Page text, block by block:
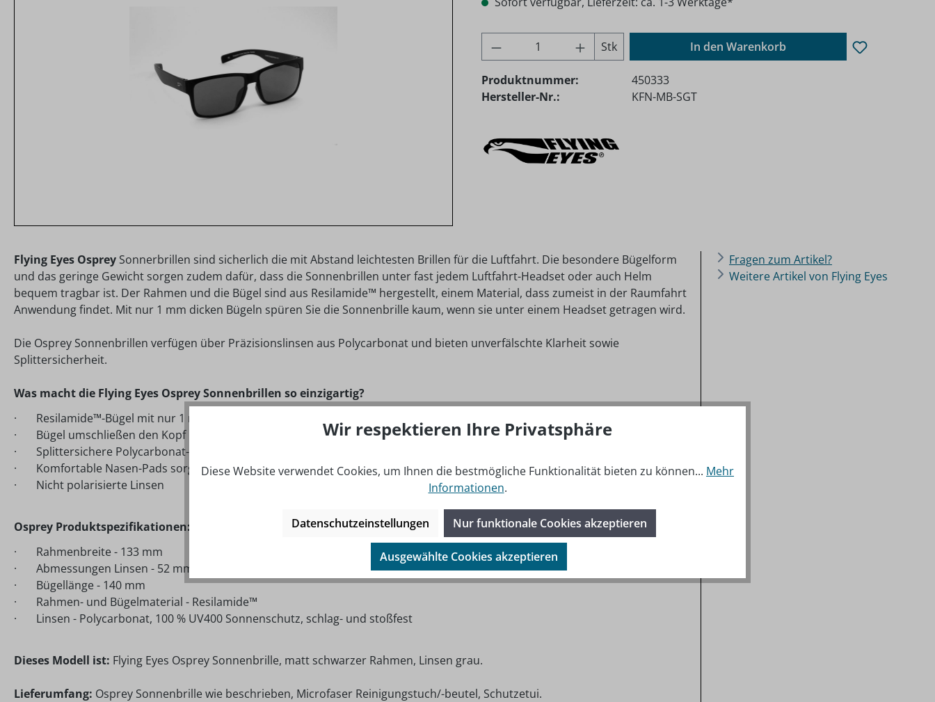
Produkt Anzahl: Gib den gewünschten Wert ein oder
Stk In den Warenkorb
Produktnummer:
450333
Hersteller-Nr.:
KFN-MB-SGT
Flying Eyes Osprey Sonnerbrillen sind sicherlich die mit Abstand leichtesten Brillen für die Luftfahrt. Die besondere Bügelform
und das geringe Gewicht sorgen zudem dafür, dass die Sonnenbrillen unter fast jedem Luftfahrt-Headset oder auch Helm
bequem tragbar ist. Der Rahmen und die Bügel sind aus Resilamide™ hergestellt, einem Material, dass zumeist in der Raumfahrt
Anwendung findet. Mit nur 1 mm dicken Bügeln spüren Sie die Sonnenbrille kaum, wenn sie unter einem Headset getragen wird.
Die Osprey Sonnenbrillen verfügen über Präzisionslinsen aus Polycarbonat und bieten unverfälschte Klarheit sowie
Splittersicherheit.
Was macht die Flying Eyes Osprey Sonnenbrillen so einzigartig?
·
Resilamide™-Bügel mit nur 1 mm Dicke für ultimativen Komfort
·
Bügel umschließen den Kopf und nicht die Ohren
·
Splittersichere Polycarbonat-Sicherheitslinsen mit 100% UV400 Sonnenschutz
·
Komfortable Nasen-Pads sorgen für sicheren Sitz und hohen Tragekomfort
·
Nicht polarisierte Linsen
Osprey Produktspezifikationen:
·
Rahmenbreite - 133 mm
·
Abmessungen Linsen - 52 mm breit x 39 mm hoch (Nasenbr
ücke = 17 mm)
·
Bügellänge - 140 mm
·
Rahmen- und Bügelmaterial - Resilamide™
·
Linsen - Polycarbonat, 100 % UV400 Sonnenschutz, schlag- und stoßfest
Dieses Modell ist: Flying Eyes Osprey Sonnenbrille, matt schwarzer Rahmen, Linsen grau.
Lieferumfang: Osprey Sonnenbrille wie beschrieben, Microfaser Reinigungstuch/-beutel, Schutzetui.
Fragen zum Artikel?
Weitere Artikel von Flying Eyes
Wir respektieren Ihre Privatsphäre
Diese Website verwendet Cookies, um Ihnen die bestmögliche Funktionalität bieten zu können... Mehr
Informationen.
Datenschutzeinstellungen Nur funktionale Cookies akzeptieren
Ausgewählte Cookies akzeptieren